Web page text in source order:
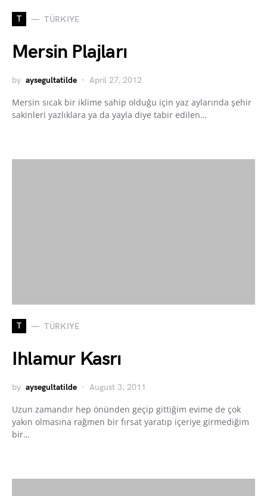
T TÜRKIYE
Mersin Plajları
by aysegultatilde April 27, 2012
Mersin sıcak bir iklime sahip olduğu için yaz aylarında şehir
sakinleri yazlıklara ya da yayla diye tabir edilen…
T TÜRKIYE
Ihlamur Kasrı
by aysegultatilde August 3, 2011
Uzun zamandır hep önünden geçip gittiğim evime de çok
yakın olmasına rağmen bir fırsat yaratıp içeriye girmediğim
bir…